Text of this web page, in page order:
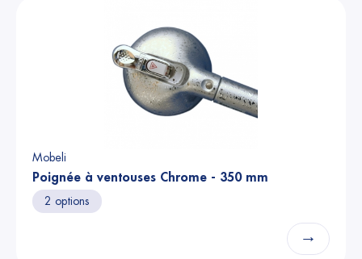
Mobeli
Poignée à ventouses Chrome - 350 mm
2 options
→